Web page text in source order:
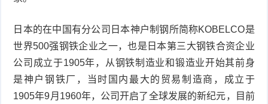
日本的在中国有分公司日本神户制钢所简称KOBELCO是
世界500强钢铁企业之一，也是日本第三大钢铁合资企业
公司成立于1905年，从钢铁制造业和锻造业开始其前身
是神户钢铁厂，当时国内最大的贸易制造商，成立于
1905年9月1960年，公司开启了全球发展的新纪元，目前